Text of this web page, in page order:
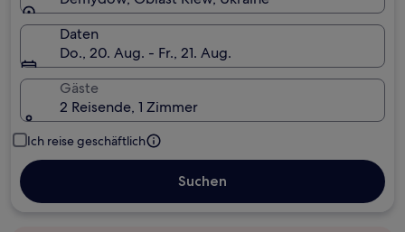
Daten
Do., 20. Aug. - Fr., 21. Aug.
Gäste
2 Reisende, 1 Zimmer
Ich reise geschäftlich
Suchen